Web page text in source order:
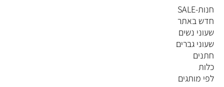
חנות-SALE
חדש באתר
שעוני נשים
שעוני גברים
חתנים
כלות
לפי מותגים